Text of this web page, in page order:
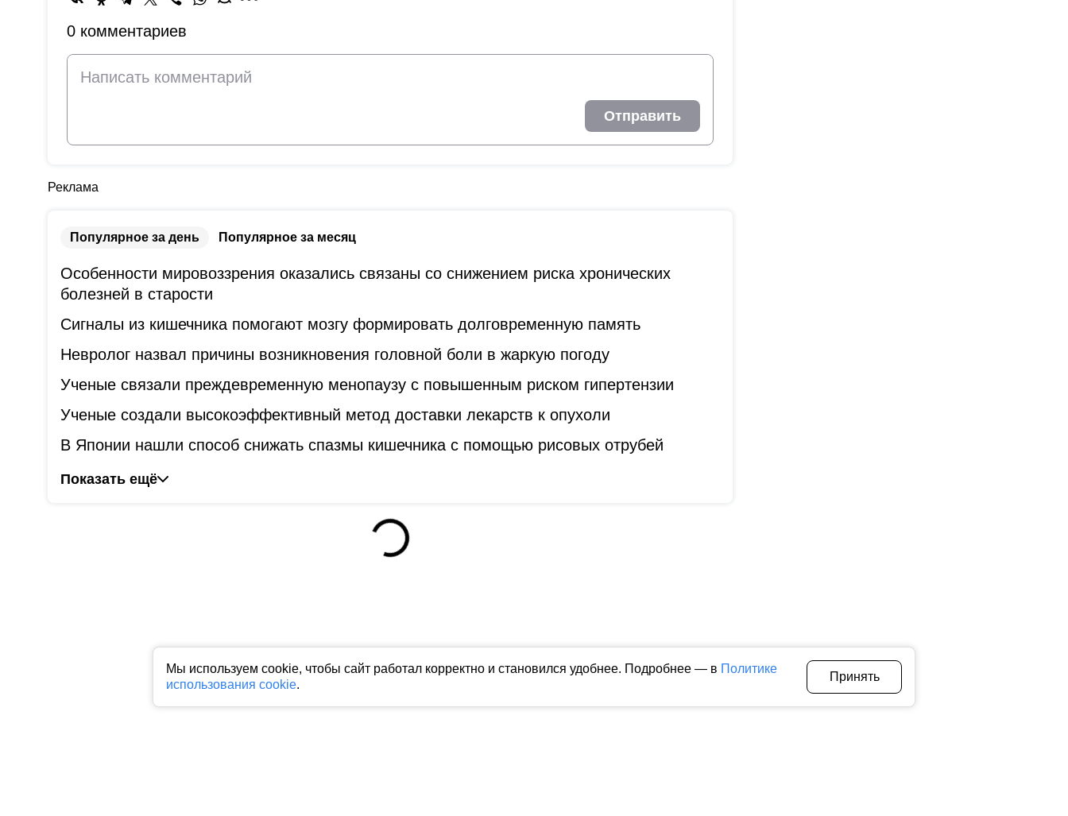
Мы используем cookie, чтобы сайт работал корректно и становился удобнее. Подробнее — в Политике
использования cookie.
Принять
0 комментариев
Отправить
Реклама
Популярное за день Популярное за месяц
Особенности мировоззрения оказались связаны со снижением риска хронических
болезней в старости
Сигналы из кишечника помогают мозгу формировать долговременную память
Невролог назвал причины возникновения головной боли в жаркую погоду
Ученые связали преждевременную менопаузу с повышенным риском гипертензии
Ученые создали высокоэффективный метод доставки лекарств к опухоли
В Японии нашли способ снижать спазмы кишечника с помощью рисовых отрубей
Показать ещё